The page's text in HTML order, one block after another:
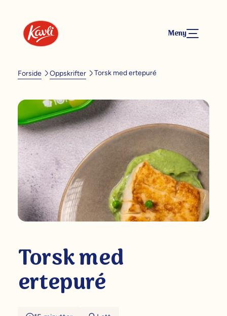
Meny
Forside Oppskrifter Torsk med ertepuré
Torsk med
ertepuré